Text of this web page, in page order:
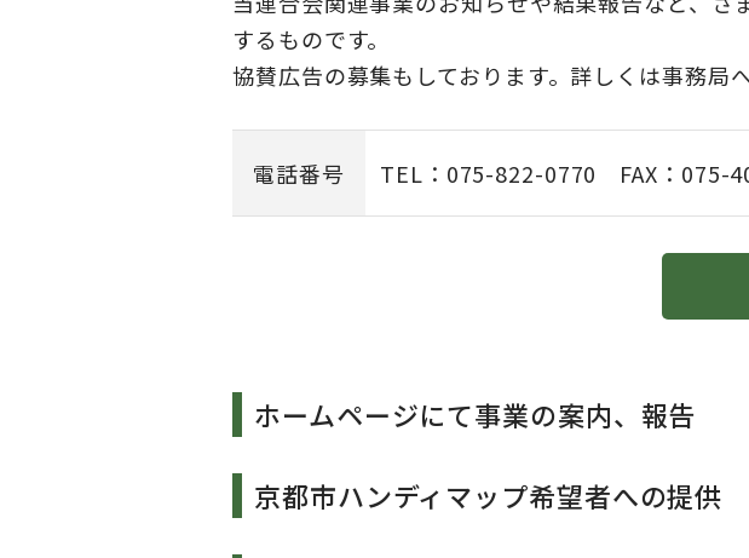
するものです。
協賛広告の募集もしております。詳しくは事務局
電話番号 TEL：075-822-0770 FAX：075-
ホームページにて事業の案内、報告
京都市ハンディマップ希望者への提供